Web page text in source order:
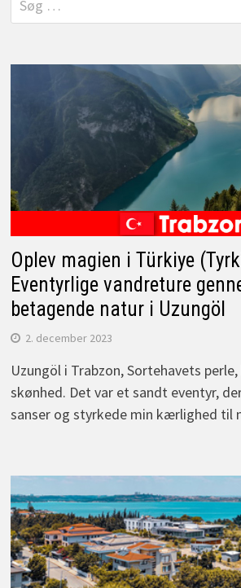
efter:
Oplev magien i Türkiye
Eventyrlige vandreture
betagende natur i Uzungöl
2. december 2023
Uzungöl i Trabzon, Sortehavets
skønhed. Det var et sandt eventyr,
sanser og styrkede min kærlighed til